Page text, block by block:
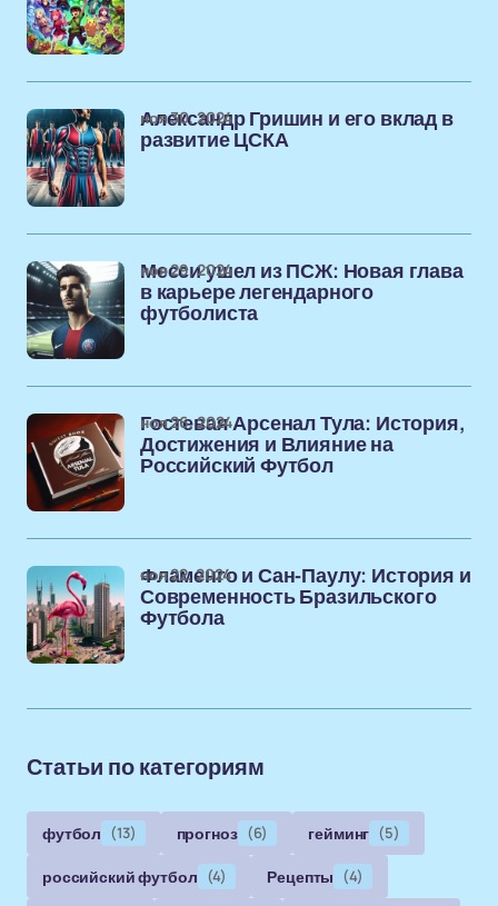
Александр Гришин и его вклад в
развитие ЦСКА
ноя 30, 2024
Месси ушел из ПСЖ: Новая глава
в карьере легендарного
футболиста
ноя 29, 2024
Гостевая Арсенал Тула: История,
Достижения и Влияние на
Российский Футбол
ноя 26, 2024
Фламенго и Сан-Паулу: История и
Современность Бразильского
Футбола
ноя 22, 2024
Статьи по категориям
футбол (13) прогноз (6) гейминг (5)
российский футбол (4) Рецепты (4)